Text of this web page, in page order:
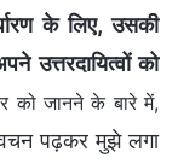
के लिए, उसकी
उत्तरदायित्वों को
को जानने के बारे में,
पढ़कर मुझे लगा